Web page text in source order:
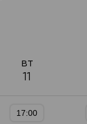
вт
11
17:00